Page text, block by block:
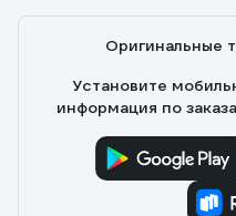
Оригинальные
Установите
информация по